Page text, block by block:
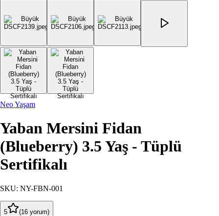
Neo Yaşam
Yaban Mersini Fidan
(Blueberry) 3.5 Yaş - Tüplü
Sertifikalı
SKU: NY-FBN-001
5 (16 yorum)